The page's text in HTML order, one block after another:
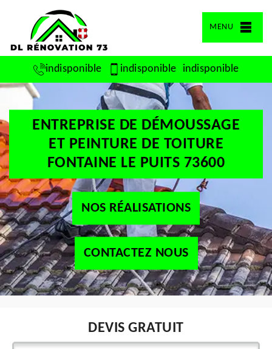
MENU
indisponible indisponible indisponible
ENTREPRISE DE DÉMOUSSAGE
ET PEINTURE DE TOITURE
FONTAINE LE PUITS 73600
NOS RÉALISATIONS
CONTACTEZ NOUS
DEVIS GRATUIT